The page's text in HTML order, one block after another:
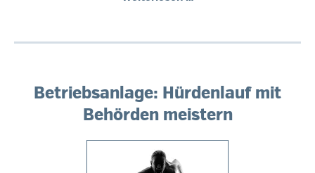
Betriebsanlage: Hürdenlauf mit
Behörden meistern